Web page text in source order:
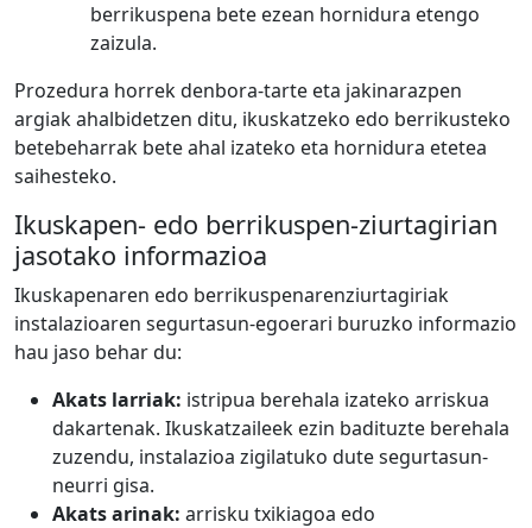
berrikuspena bete ezean hornidura etengo
zaizula.
Prozedura horrek denbora-tarte eta jakinarazpen
argiak ahalbidetzen ditu, ikuskatzeko edo berrikusteko
betebeharrak bete ahal izateko eta hornidura etetea
saihesteko.
Ikuskapen- edo berrikuspen-ziurtagirian
jasotako informazioa
Ikuskapenaren edo berrikuspenarenziurtagiriak
instalazioaren segurtasun-egoerari buruzko informazio
hau jaso behar du:
Akats larriak: istripua berehala izateko arriskua
dakartenak. Ikuskatzaileek ezin badituzte berehala
zuzendu, instalazioa zigilatuko dute segurtasun-
neurri gisa.
Akats arinak: arrisku txikiagoa edo